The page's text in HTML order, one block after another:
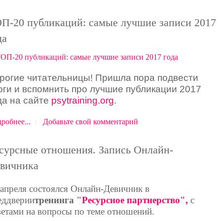
20 публикаций: самые лучшие записи 2017
читательницы! Пришла пора подвести
и вспомнить про лучшие публикации 2017
на сайте psytraining.org.
Добавьте свой комментарий
отношения. Запись Онлайн-
состоялся Онлайн-Девичник в
тренинга "Ресурсное партнерство", с
на вопросы по теме отношений.